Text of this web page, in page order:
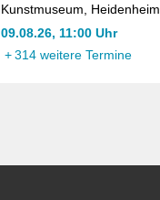
Kunstmuseum, Heidenheim
09.08.26, 11:00 Uhr
+ 314 weitere Termine